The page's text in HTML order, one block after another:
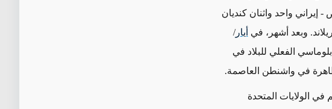
- إيراني واحد واثنان كنديان
وبعد أشهر، في أيار/
الفعلي للبلاد في
في واشنطن العاصمة.
في الولايات المتحدة